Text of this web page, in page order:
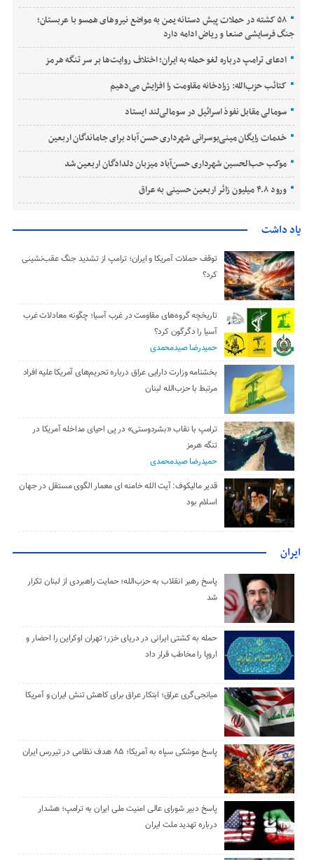
۵۸ کشته در حملات پیش دستانه یمن به مواضع نیروهای همسو با عربستان؛
جنگ فرسایشی صنعا و ریاض ادامه دارد
ادعای ترامپ درباره لغو حمله به ایران؛ اختلاف روایت‌ها بر سر تنگه هرمز
کتائب حزب‌الله: زرادخانه مقاومت را افزایش می‌دهیم
سومالی مقابل نفوذ اسرائیل در سومالی‌لند ایستاد
خدمات رایگان مینی‌بوسرانی شهرداری حسن‌ آباد برای جاماندگان اربعین
موکب حب‌الحسین شهرداری حسن‌آباد میزبان دلدادگان اربعین شد
ورود ۴.۸ میلیون زائر اربعین حسینی به عراق
یاد داشت
توقف حملات آمریکا و ایران؛ ترامپ از تشدید جنگ عقب‌نشینی
کرد؟
تاریخچه گروه‌های مقاومت در غرب آسیا؛ چگونه معادلات غرب
آسیا را دگرگون کرد؟
حمیدرضا صیدمحمدی
بخشنامه وزارت دارایی عراق درباره تحریم‌های آمریکا علیه افراد
مرتبط با حزب‌الله لبنان
ترامپ با نقاب «بشردوستی» در پی احیای مداخله آمریکا در
تنگه هرمز
حمیدرضا صیدمحمدی
قدیر مالیکوف: آیت‌ الله خامنه‌ ای معمار الگوی مستقل در جهان
اسلام بود
ایران
پاسخ رهبر انقلاب به حزب‌الله؛ حمایت راهبردی از لبنان تکرار
شد
حمله به کشتی ایرانی در دریای خزر؛ تهران اوکراین را احضار و
اروپا را مخاطب قرار داد
میانجی‌گری عراق؛ ابتکار عراق برای کاهش تنش ایران و آمریکا
پاسخ موشکی سپاه به آمریکا؛ ۸۵ هدف نظامی در تیررس ایران
پاسخ دبیر شورای عالی امنیت ملی ایران به ترامپ؛ هشدار
درباره تهدید ملت ایران